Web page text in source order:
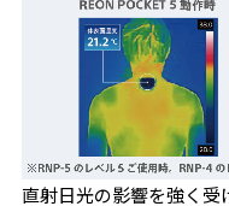
直射日光の影響を強く